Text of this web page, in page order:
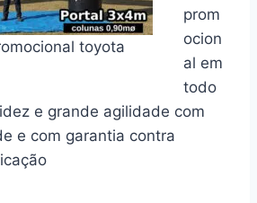
toyota
prom
ocion
al em
todo
e grande agilidade com
e com garantia contra